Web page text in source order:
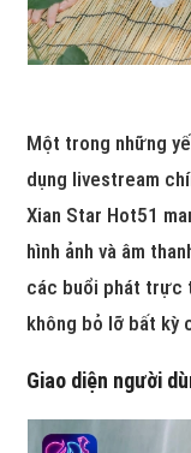
Một trong những
dụng livestream
Xian Star Hot51
hình ảnh và âm
các buổi phát trực
không bỏ lỡ bất kỳ
Giao diện người